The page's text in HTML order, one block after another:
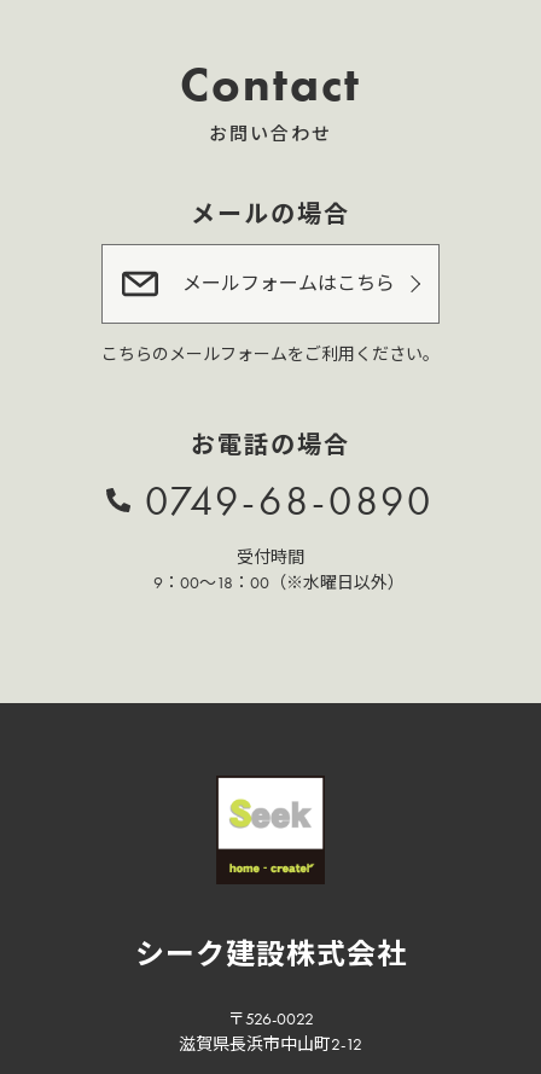
Contact
お問い合わせ
メールの場合
メールフォームはこちら
こちらのメールフォームをご利用ください。
お電話の場合
0749-68-0890
受付時間
9：00～18：00（※水曜日以外）
シーク建設株式会社
〒526-0022
滋賀県長浜市中山町2-12